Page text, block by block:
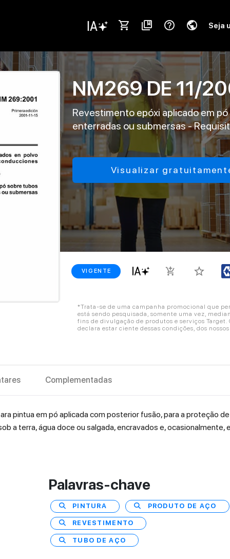
shopping_cart collections_bookmark help_outline public Seja
NM269DE11/
Revestimento epóxi aplicado em
enterradas ou submersas -
Visualizar
VIGENTE add_shopping_cart star_border
*Trata-se de uma campanha promocional que
está sendo pesquisada, somente uma vez,
fins de divulgação de produtos e serviços
declara estar ciente dessas condições, dos
Complementadas
pintua em pó aplicada com posterior fusão, para a proteção de
a terra, água doce ou salgada, encravados e, ocasionalmente,
Palavras-chave
PINTURA PRODUTO DE AÇO
REVESTIMENTO
TUBO DE AÇO